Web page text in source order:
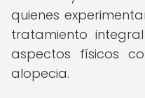
quienes
tratamiento
aspectos físicos
alopecia.